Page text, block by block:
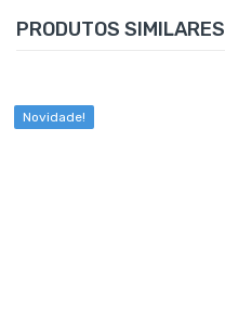
PRODUTOS SIMILARES